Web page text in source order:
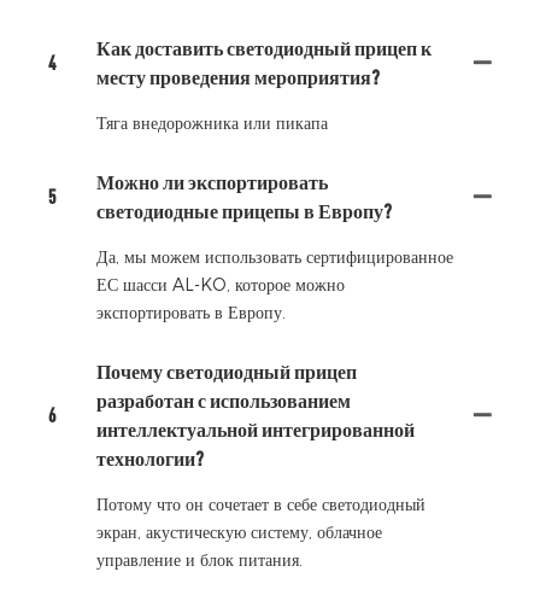
4
Как доставить светодиодный прицеп к
месту проведения мероприятия?
Тяга внедорожника или пикапа
5
Можно ли экспортировать
светодиодные прицепы в Европу?
Да, мы можем использовать сертифицированное
ЕС шасси AL-KO, которое можно
экспортировать в Европу.
6
Почему светодиодный прицеп
разработан с использованием
интеллектуальной интегрированной
технологии?
Потому что он сочетает в себе светодиодный
экран, акустическую систему, облачное
управление и блок питания.